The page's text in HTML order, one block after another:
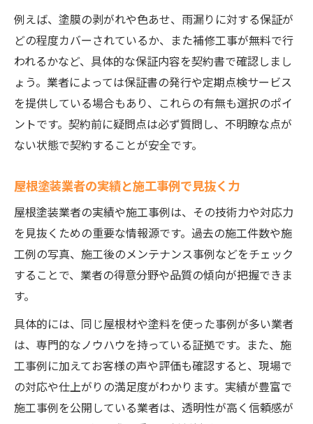
例えば、塗膜の剥がれや色あせ、雨漏りに対する保証が
どの程度カバーされているか、また補修工事が無料で行
われるかなど、具体的な保証内容を契約書で確認しまし
ょう。業者によっては保証書の発行や定期点検サービス
を提供している場合もあり、これらの有無も選択のポイ
ントです。契約前に疑問点は必ず質問し、不明瞭な点が
ない状態で契約することが安全です。
屋根塗装業者の実績と施工事例で見抜く力
屋根塗装業者の実績や施工事例は、その技術力や対応力
を見抜くための重要な情報源です。過去の施工件数や施
工例の写真、施工後のメンテナンス事例などをチェック
することで、業者の得意分野や品質の傾向が把握できま
す。
具体的には、同じ屋根材や塗料を使った事例が多い業者
は、専門的なノウハウを持っている証拠です。また、施
工事例に加えてお客様の声や評価も確認すると、現場で
の対応や仕上がりの満足度がわかります。実績が豊富で
施工事例を公開している業者は、透明性が高く信頼感が